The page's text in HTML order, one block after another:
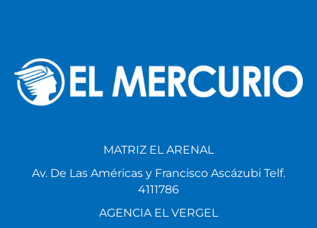
MATRIZ EL ARENAL
Av. De Las Américas y Francisco Ascázubi Telf.
4111786
AGENCIA EL VERGEL